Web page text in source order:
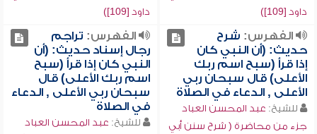
داود [109])
داود [109])
الفهرس: شرح
حديث: (أن النبي كان
إذا قرأ (سبح اسم ربك
الأعلى) قال سبحان ربي
الأعلى , الدعاء في الصلاة
للشيخ: عبد المحسن العباد
جزء من محاضرة ( شرح سنن أبي
الفهرس: تراجم
رجال إسناد حديث: (أن
النبي كان إذا قرأ (سبح
اسم ربك الأعلى) قال
سبحان ربي الأعلى , الدعاء
في الصلاة
للشيخ: عبد المحسن العباد